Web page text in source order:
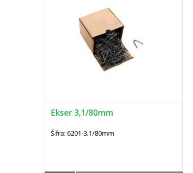
Ekser 3,1/80mm
Šifra: 6201-3,1/80mm